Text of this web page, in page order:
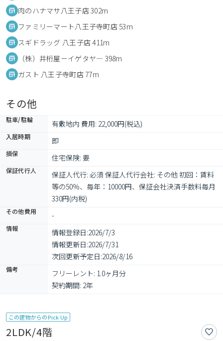
肉のハナマサ八王子店 302m
ファミリーマート八王子寺町店 53m
スギドラッグ 八王子店 411m
（株）井桁屋－イゲタヤ― 398m
ガスト 八王子寺町店 77m
その他
駐車/駐輪 有敷地内 費用: 22,000円(税込)
入居時期 即
損保 住宅保険: 要
保証代行人
保証人代行: 必須 保証人代行会社: その他 初回：賃料
等の50％、毎年：10000円、保証会社決済手数料毎月
330円(内税)
その他費用 -
情報 情報登録日:2026/7/3
情報更新日:2026/7/31
次回更新予定日:2026/8/16
備考
フリーレント: 1.0ヶ月分
契約期間: 2年
この建物からのPick Up
2LDK/4階